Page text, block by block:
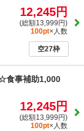
12,245円
(総額13,999円)
100pt×人数
空27枠
食事補助1,000
12,245円
(総額13,999円)
100pt×人数